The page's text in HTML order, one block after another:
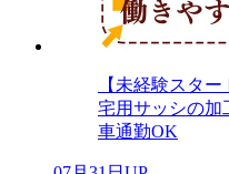
【未経験スタ
宅用サッシの加
車通勤OK